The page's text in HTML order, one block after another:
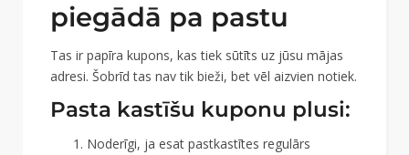
piegādā pa pastu
Tas ir papīra kupons, kas tiek sūtīts uz jūsu mājas
adresi. Šobrīd tas nav tik bieži, bet vēl aizvien notiek.
Pasta kastīšu kuponu plusi:
Noderīgi, ja esat pastkastītes regulārs